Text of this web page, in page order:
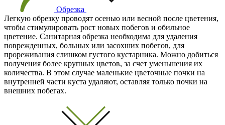
Обрезка
Легкую обрезку проводят осенью или весной после цветения,
чтобы стимулировать рост новых побегов и обильное
цветение. Санитарная обрезка необходима для удаления
поврежденных, больных или засохших побегов, для
прореживания слишком густого кустарника. Можно добиться
получения более крупных цветов, за счет уменьшения их
количества. В этом случае маленькие цветочные почки на
внутренней части куста удаляют, оставляя только почки на
внешних побегах.